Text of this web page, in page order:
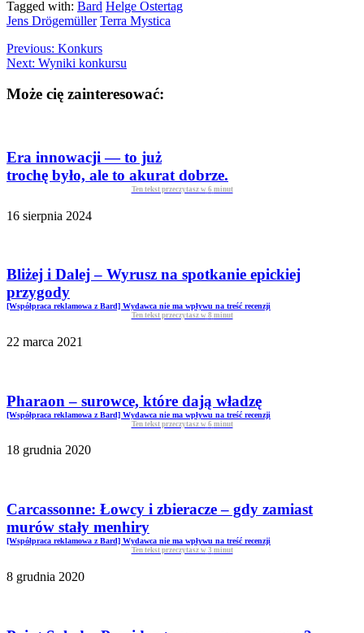
Tagged with: Bard Helge Ostertag
Jens Drögemüller Terra Mystica
Previous: Konkurs
Next: Wyniki konkursu
Może cię zainteresować:
Era innowacji — to już
trochę było, ale to akurat dobrze.
Ten tekst przeczytasz w 6 minut
16 sierpnia 2024
Bliżej i Dalej – Wyrusz na spotkanie epickiej
przygody
[Współpraca reklamowa z Bard] Wydawca nie ma wpływu na treść recenzji
Ten tekst przeczytasz w 8 minut
22 marca 2021
Pharaon – surowce, które dają władzę
[Współpraca reklamowa z Bard] Wydawca nie ma wpływu na treść recenzji
Ten tekst przeczytasz w 6 minut
18 grudnia 2020
Carcassonne: Łowcy i zbieracze – gdy zamiast
murów stały menhiry
[Współpraca reklamowa z Bard] Wydawca nie ma wpływu na treść recenzji
Ten tekst przeczytasz w 3 minut
8 grudnia 2020